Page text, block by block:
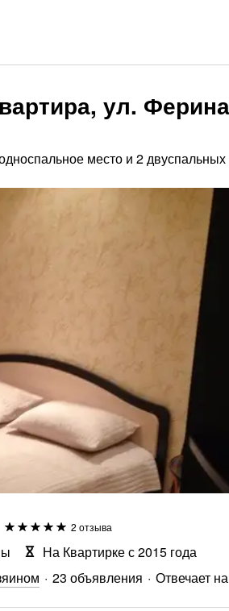
ул.
место и 2
2 отзыва
23 объявления Отвечает
На Квартирке с 2015 года